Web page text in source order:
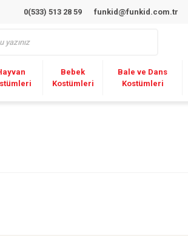
0(533) 513 28 59 funkid@funkid.com.tr
Bebek
Kostümleri
Bale ve Dans
Kostümleri